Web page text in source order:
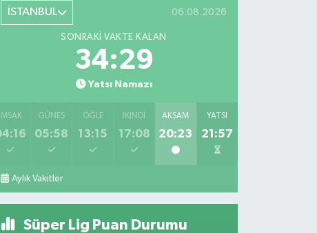
İSTANBUL 06.08.2026
SONRAKI VAKTE KALAN
34:28
Yatsı Namazı
İMSAK GÜNEŞ
05:58
ÖĞLE
13:15
İKINDI
17:08
AKŞAM
20:23
YATSI
21:57
Aylık Vakitler
Süper Lig Puan Durumu